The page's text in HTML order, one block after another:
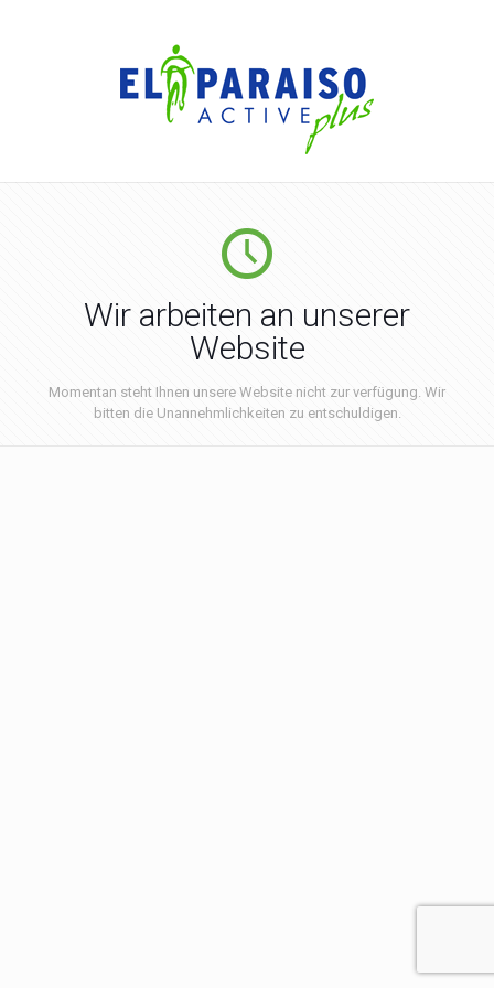
Wir arbeiten an unserer
Website
Momentan steht Ihnen unsere Website nicht zur verfügung. Wir
bitten die Unannehmlichkeiten zu entschuldigen.